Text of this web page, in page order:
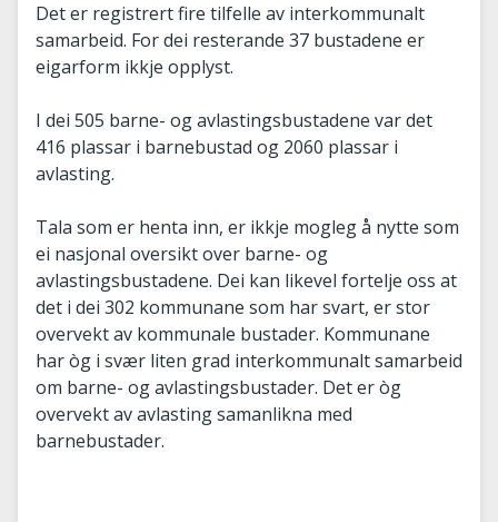
Det er registrert fire tilfelle av interkommunalt
samarbeid. For dei resterande 37 bustadene er
eigarform ikkje opplyst.
I dei 505 barne- og avlastingsbustadene var det
416 plassar i barnebustad og 2060 plassar i
avlasting.
Tala som er henta inn, er ikkje mogleg å nytte som
ei nasjonal oversikt over barne- og
avlastingsbustadene. Dei kan likevel fortelje oss at
det i dei 302 kommunane som har svart, er stor
overvekt av kommunale bustader. Kommunane
har òg i svær liten grad interkommunalt samarbeid
om barne- og avlastingsbustader. Det er òg
overvekt av avlasting samanlikna med
barnebustader.